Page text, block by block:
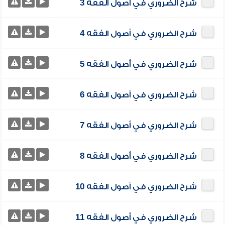
شرح الضروري في أصول الفقه 3
شرح الضروري في أصول الفقه 4
شرح الضروري في أصول الفقه 5
شرح الضروري في أصول الفقه 6
شرح الضروري في أصول الفقه 7
شرح الضروري في أصول الفقه 8
شرح الضروري في أصول الفقه 10
شرح الضروري في أصول الفقه 11